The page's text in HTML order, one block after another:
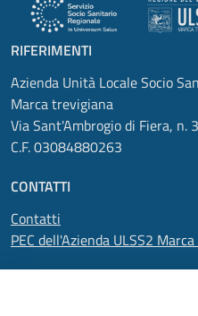
RIFERIMENTI
Azienda Unità Locale Socio
Marca trevigiana
Via Sant'Ambrogio di Fiera, n.
C.F. 03084880263
CONTATTI
Contatti
PEC dell'Azienda ULSS2